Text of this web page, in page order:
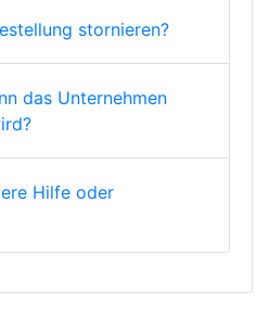
stornieren?
das Unternehmen
Hilfe oder